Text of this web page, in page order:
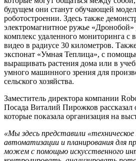
будущем они станут обучающей
роботостроении. Здесь также
электромагнитное ружье «Дронобой»
комплекс удаленного мониторинга с
видео в радиусе 30 километров.
экспонат «Умная Теплица», с
выращивать растения дома или в
умного машинного зрения для
сельского хозяйства.
Заместитель директора компании
Посада Виталий Пирожков рассказал
которые показала организация на
«Мы здесь представили
автоматизации и планирования для
можем с помощью искусственного